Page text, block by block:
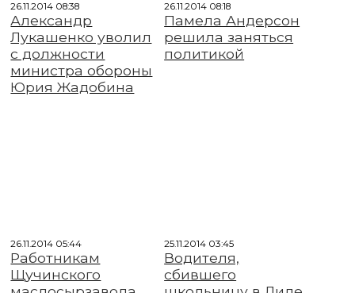
26.11.2014 08:38
Александр
Лукашенко уволил
с должности
министра обороны
Юрия Жадобина
26.11.2014 08:18
Памела Андерсон
решила заняться
политикой
26.11.2014 05:44
Работникам
Щучинского
25.11.2014 03:45
Водителя,
сбившего